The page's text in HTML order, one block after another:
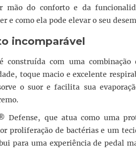
do conforto e da
e como ela pode elevar o seu
incomparável
construída com uma combinação
toque macio e excelente
o suor e facilita sua
que atua como uma
proliferação de bactérias e um
para uma experiência de pedal